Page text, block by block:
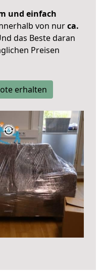
und einfach
von nurca.
das Beste daran
Preisen
erhalten